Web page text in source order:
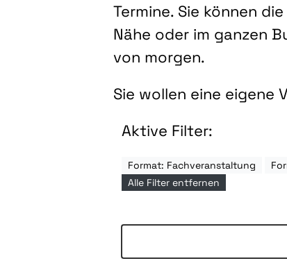
Termine. Sie können
Nähe oder im ganzen
von morgen.
Sie wollen eine eigene
Aktive Filter:
Format: Fachveranstaltung
Alle Filter entfernen